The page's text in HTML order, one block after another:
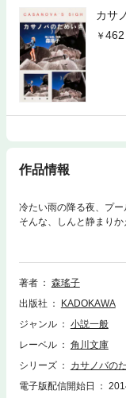
カサ
462
作品情報
冷たい雨の降る夜、プー
そんな、しんと静まり
と、ふと胸をつかれる
いった秘密の類のコト
の物語、26話。
著者
森瑤子
出版社
KADOKAWA
ジャンル
小説一般
レーベル
角川文庫
シリーズ
カサノバの
電子版配信開始日